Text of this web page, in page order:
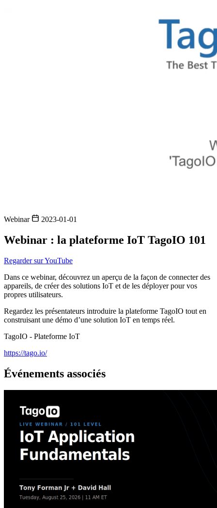
Webinar 2023-01-01
Webinar : la plateforme IoT TagoIO 101
Regarder sur YouTube
Dans ce webinar, découvrez un aperçu de la façon de connecter des
appareils, de créer des solutions IoT et de les déployer pour vos
propres utilisateurs.
Regardez les présentateurs introduire la plateforme TagoIO tout en
construisant une démo d’une solution IoT en temps réel.
TagoIO - Plateforme IoT
https://tago.io/
Événements associés